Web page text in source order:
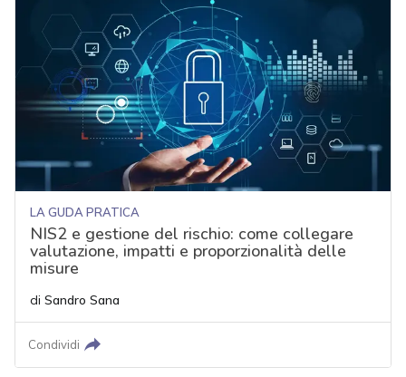
LA GUDA PRATICA
NIS2 e gestione del rischio: come collegare
valutazione, impatti e proporzionalità delle
misure
di Sandro Sana
Condividi